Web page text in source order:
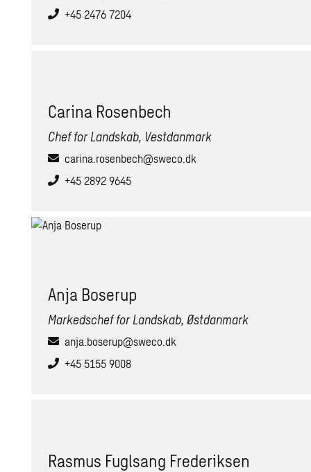
+45 2476 7204
Carina Rosenbech
Chef for Landskab, Vestdanmark
carina.rosenbech@sweco.dk
+45 2892 9645
Anja Boserup
Markedschef for Landskab, Østdanmark
anja.boserup@sweco.dk
+45 5155 9008
Rasmus Fuglsang Frederiksen